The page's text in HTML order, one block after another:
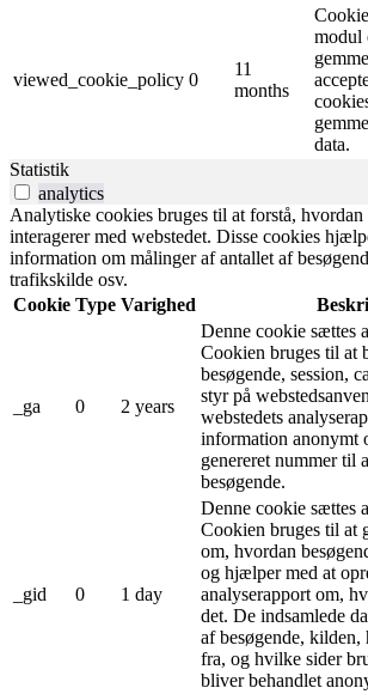
viewed_cookie_policy 0
11
months
modul
data.
Statistik
analytics
Analytiske cookies bruges til at forstå, hvordan
interagerer med webstedet. Disse cookies
information om målinger af antallet af
trafikskilde osv.
Cookie Type Varighed
_ga 0 2 years
Denne cookie sættes
Cookien bruges til at
besøgende, session,
styr på
webstedets
information anonymt
genereret nummer til
besøgende.
_gid 0 1 day
Denne cookie sættes
Cookien bruges til at
om, hvordan
og hjælper med at
analyserapport om,
det. De indsamlede
af besøgende,
fra, og hvilke sider
bliver behandlet